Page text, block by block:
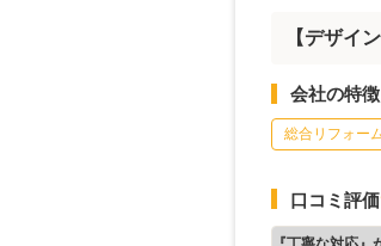
【デザイ
会社の特
総合リフォー
口コミ評価